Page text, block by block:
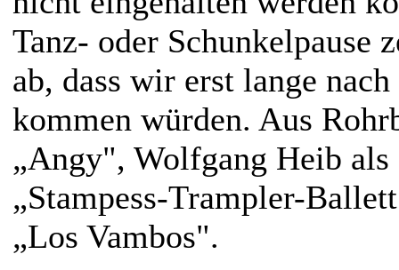
Tanz- oder Schunkelpause
ab, dass wir erst lange
kommen würden. Aus
„Angy", Wolfgang Heib als
„Stampess-Trampler-
„Los Vambos".